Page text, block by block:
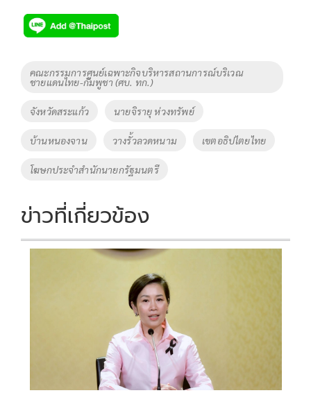
e
b
o
o
k
tt
er
p
y
Li
n
Tags
คณะกรรมการศูนย์เฉพาะกิจบริหารสถานการณ์บริเวณ
ชายแดนไทย-กัมพูชา (ศบ. ทก.)
จังหวัดสระแก้ว นายจิรายุ ห่วงทรัพย์
บ้านหนองจาน วางรั้วลวดหนาม เขตอธิปไตยไทย
โฆษกประจำสำนักนายกรัฐมนตรี
ข่าวที่เกี่ยวข้อง